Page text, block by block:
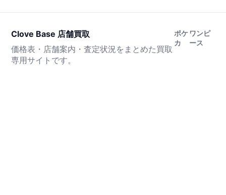
Clove Base 店舗買取
価格表・店舗案内・査定状況をまとめた買取
専用サイトです。
ポケ
カ
ワンピ
ース